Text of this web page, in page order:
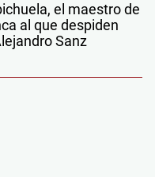
el maestro de
al que despiden
Sanz